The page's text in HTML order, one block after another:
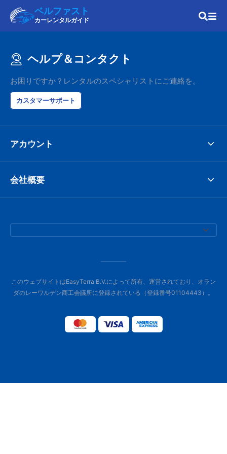
ベルファスト
カーレンタルガイド
ヘルプ＆コンタクト
お困りですか？レンタルのスペシャリストにご連絡を。
カスタマーサポート
アカウント
会社概要
このウェブサイトはEasyTerra B.V.によって所有、運営されており、オラン
ダのレーワルデン商工会議所に登録されている（登録番号01104443）。